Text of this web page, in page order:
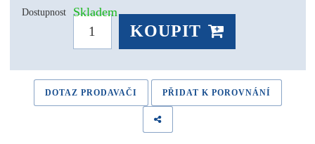
Dostupnost Skladem
KOUPIT
DOTAZ PRODAVAČI PŘIDAT K POROVNÁNÍ